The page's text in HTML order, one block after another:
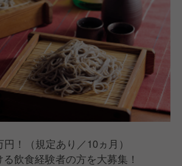
環境をご用意しています！
！（規定あり／10ヵ月）
飲食経験者の方を大募集！